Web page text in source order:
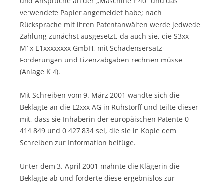
verwendete Papier angemeldet habe; nach
Rücksprache mit ihren Patentanwälten werde jedwede
Zahlung zunächst ausgesetzt, da auch sie, die S3xx
M1x E1xxxxxxxx GmbH, mit Schadensersatz-
Forderungen und Lizenzabgaben rechnen müsse
(Anlage K 4).
Mit Schreiben vom 9. März 2001 wandte sich die
Beklagte an die L2xxx AG in Ruhstorff und teilte dieser
mit, dass sie Inhaberin der europäischen Patente 0
414 849 und 0 427 834 sei, die sie in Kopie dem
Schreiben zur Information beifüge.
Unter dem 3. April 2001 mahnte die Klägerin die
Beklagte ab und forderte diese ergebnislos zur